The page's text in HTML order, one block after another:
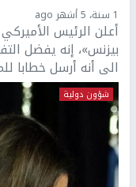
1 سنة، 5 أشهر ago
أعلن الرئيس
بيزنس»، إنه يفضل
الى أنه أرسل خطابا
شؤون دولية